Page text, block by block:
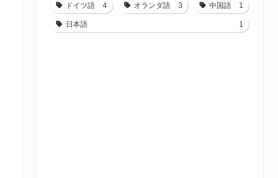
ドイツ語 4 オランダ語 3 中国語 1
日本語 1